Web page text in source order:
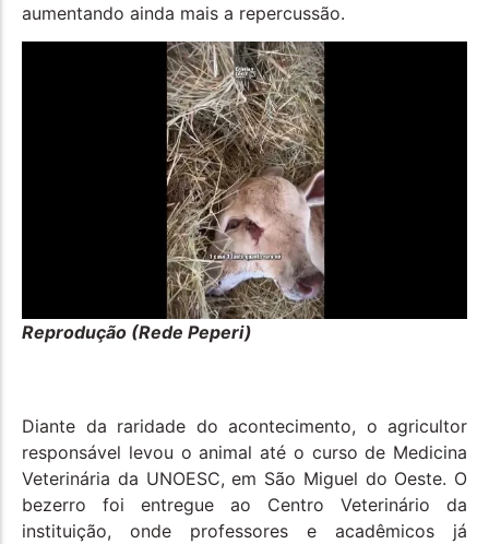
aumentando ainda mais a repercussão.
Reprodução (Rede Peperi)
Diante da raridade do acontecimento, o agricultor
responsável levou o animal até o curso de Medicina
Veterinária da UNOESC, em São Miguel do Oeste. O
bezerro foi entregue ao Centro Veterinário da
instituição, onde professores e acadêmicos já